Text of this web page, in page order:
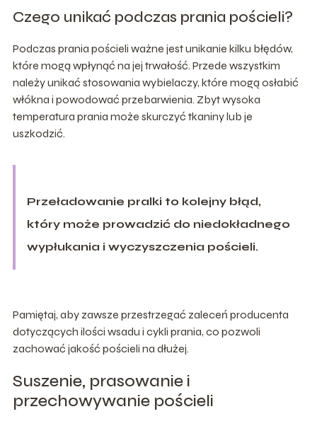
Czego unikać podczas prania pościeli?
Podczas prania pościeli ważne jest unikanie kilku błędów,
które mogą wpłynąć na jej trwałość. Przede wszystkim
należy unikać stosowania wybielaczy, które mogą osłabić
włókna i powodować przebarwienia. Zbyt wysoka
temperatura prania może skurczyć tkaniny lub je
uszkodzić.
Przeładowanie pralki to kolejny błąd,
który może prowadzić do niedokładnego
wypłukania i wyczyszczenia pościeli.
Pamiętaj, aby zawsze przestrzegać zaleceń producenta
dotyczących ilości wsadu i cykli prania, co pozwoli
zachować jakość pościeli na dłużej.
Suszenie, prasowanie i
przechowywanie pościeli